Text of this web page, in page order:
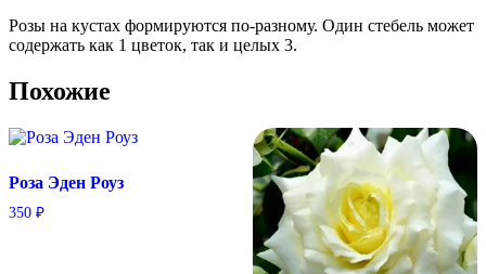
Розы на кустах формируются по-разному. Один стебель может
содержать как 1 цветок, так и целых 3.
Похожие
Роза Эден Роуз
350 ₽